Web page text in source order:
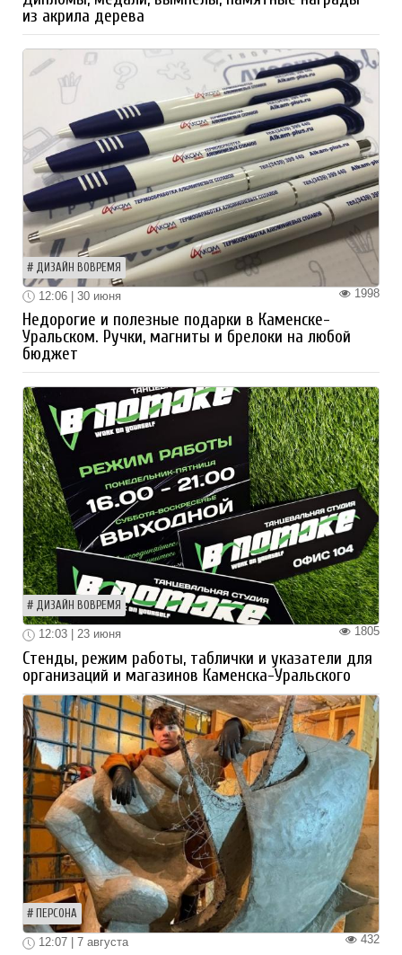
из акрила дерева
ДИЗАЙН ВОВРЕМЯ
1998
12:06 | 30 июня
Недорогие и полезные подарки в Каменске-
Уральском. Ручки, магниты и брелоки на любой
бюджет
ДИЗАЙН ВОВРЕМЯ
1805
12:03 | 23 июня
Стенды, режим работы, таблички и указатели для
организаций и магазинов Каменска-Уральского
ПЕРСОНА
432
12:07 | 7 августа